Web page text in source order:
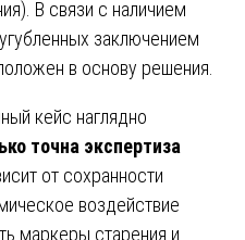
В связи с наличием
заключением
в основу решения.
кейс наглядно
точна экспертиза
от сохранности
воздействие
маркеры старения и